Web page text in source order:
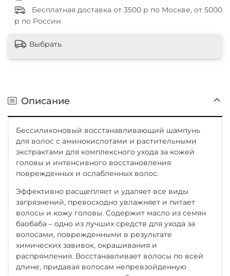
Бесплатная доставка от 3500 р по Москве, от 5000
р по России
Выбрать
Описание
Бессиликоновый восстанавливающий шампунь
для волос с аминокислотами и растительными
экстрактами для комплексного ухода за кожей
головы и интенсивного восстановления
поврежденных и ослабленных волос.
Эффективно расщепляет и удаляет все виды
загрязнений, превосходно увлажняет и питает
волосы и кожу головы. Содержит масло из семян
баобаба – одно из лучших средств для ухода за
волосами, поврежденными в результате
химических завивок, окрашивания и
распрямления. Восстанавливает волосы по всей
длине, придавая волосам непревзойденную